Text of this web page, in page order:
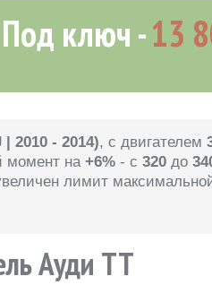
Под ключ 13
| 2010 - 2014), с двигателем
момент на +6% - с 320 до
лимит
Ауди TT